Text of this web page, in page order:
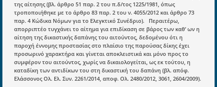
της αίτησης (βλ. άρθρο 51 παρ. 2 του π.δ/τος 1225/1981, όπως
τροποποιήθηκε με το άρθρο 83 παρ. 2 του ν. 4055/2012 και άρθρο 73
παρ. 4 Κώδικα Νόμων για το Ελεγκτικό Συνέδριο). Περαιτέρω,
απορριπτέο τυγχάνει το αίτημα για επιδίκαση σε βάρος των καθ’ ων η
αίτηση της δικαστικής δαπάνης του αιτούντος, δεδομένου ότι η
παροχή έννομης προστασίας στο πλαίσιο της παρούσας δίκης έχει
προσωρινό χαρακτήρα και γίνεται αποκλειστικά και μόνο προς το
συμφέρον του αιτούντος, χωρίς να δικαιολογείται, ως εκ τούτου, η
καταδίκη των αντιδίκων του στη δικαστική του δαπάνη (βλ. απόφ.
Ελάσσονος Ολ. Ελ. Συν. 2261/2014, αποφ. Ολ. 2480/2012, 3061, 2604/2009).
Ενότητες
Επικαιρότητα
E-book
Οδηγοί εκκαθάρισης
Νόμοι και προεδρικά διατάγματα